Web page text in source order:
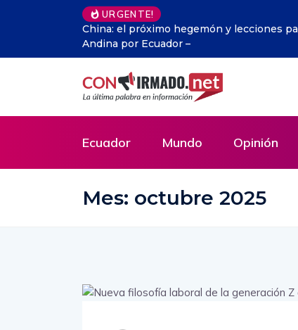
URGENTE!
OpenAI paga millones de dólares por
Ecuador Mundo Opinión
Mes: octubre 2025